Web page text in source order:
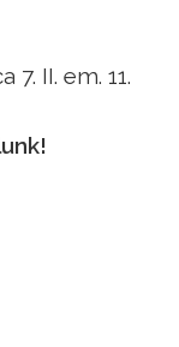
II. em. 11.